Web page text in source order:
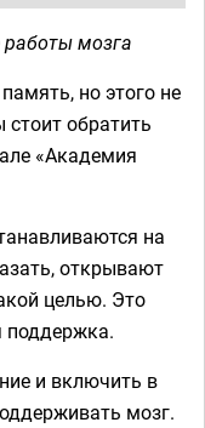
мозга
но этого не
обратить
«Академия
на
открывают
целью. Это
поддержка.
и включить в
мозг.